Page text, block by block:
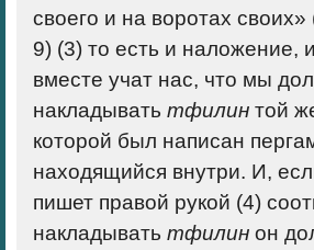
своего и на воротах своих»
9) (3) то есть и наложение,
вместе учат нас, что мы
накладывать тфилин той
которой был написан
находящийся внутри. И,
пишет правой рукой (4)
накладывать тфилин он